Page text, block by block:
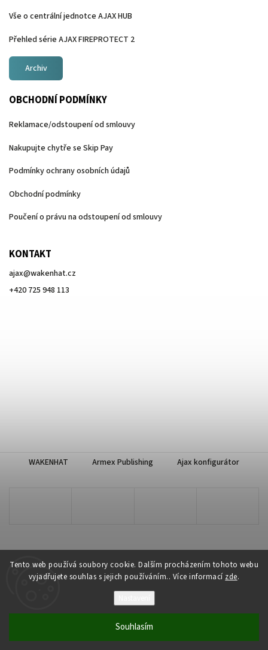
Tento web používá soubory cookie. Dalším procházením tohoto webu
vyjadřujete souhlas s jejich používáním.. Více informací zde.
Souhlasím
Vše o centrální jednotce AJAX HUB
Přehled série AJAX FIREPROTECT 2
Archiv
OBCHODNÍ PODMÍNKY
Reklamace/odstoupení od smlouvy
Nakupujte chytře se Skip Pay
Podmínky ochrany osobních údajů
Obchodní podmínky
Poučení o právu na odstoupení od smlouvy
KONTAKT
ajax@wakenhat.cz
+420 725 948 113
WAKENHAT Armex Publishing Ajax konfigurátor
WAKENHAT e-shop. Všechna práva vyhrazena.